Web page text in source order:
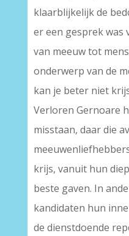
klaarblijkelijk de
er een gesprek was
van meeuw tot
onderwerp van de
kan je beter niet
Verloren Gernoare
misstaan, daar die
krijs, vanuit hun
beste gaven. In
kandidaten hun
de dienstdoende